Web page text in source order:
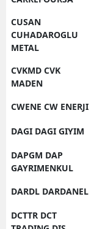
CUSAN
CUHADAROGLU
METAL
CVKMD CVK
MADEN
CWENE CW ENERJI
DAGI DAGI GIYIM
DAPGM DAP
GAYRIMENKUL
DARDL DARDANEL
DCTTR DCT